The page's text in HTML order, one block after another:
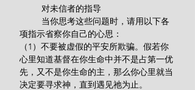
         对未信者的指导
项指示省察你自己的心思：
（1）不要被虚假的平安所欺骗。假若你
心里知道基督在你生命中并不是占第一优
先，又不是你生命的主，那么你心里就当
决定要寻求神，直到遇见祂为止。